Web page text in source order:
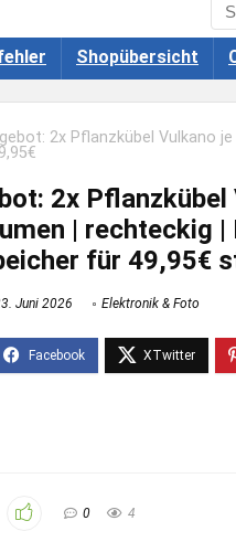
Shopübersicht
2x Pflanzkübel Vulkano
2x Pflanzkübel
| rechteckig
für 49,95€
Juni 2026 Elektronik & Foto
0 4